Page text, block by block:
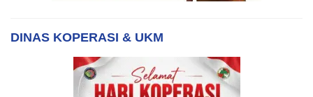
DINAS KOPERASI & UKM